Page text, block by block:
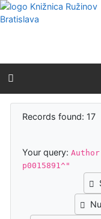
Go to content
Go to menu
Search
Records found: 17
Your query:
p0015891^"